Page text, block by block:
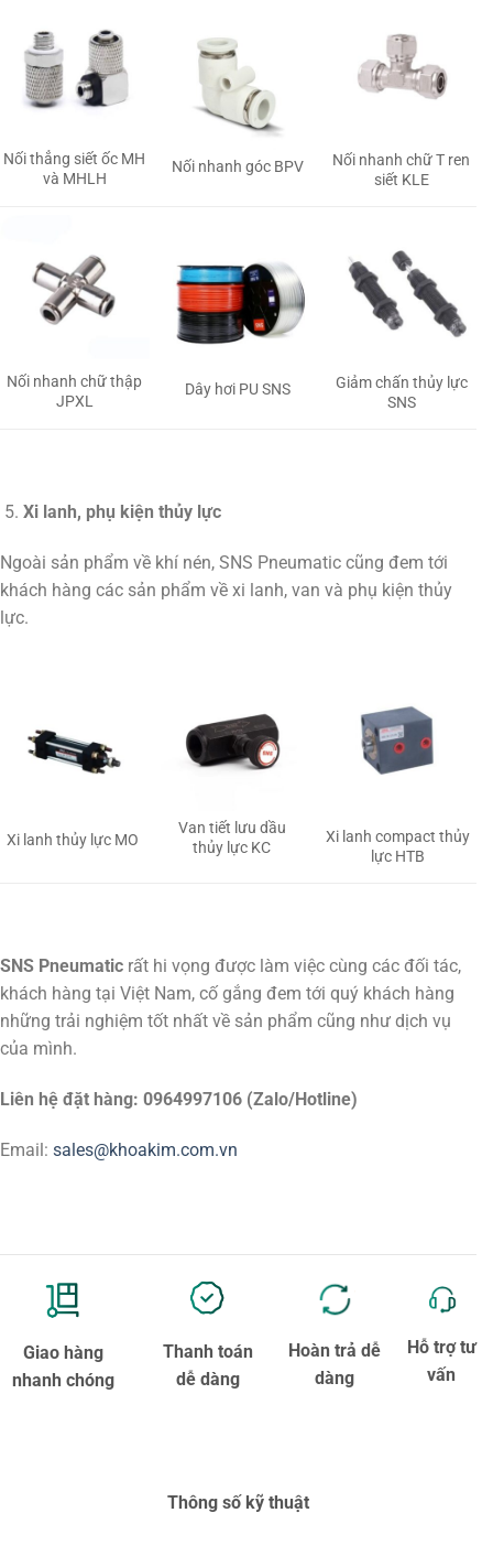
Nối thẳng siết ốc MH
và MHLH
Nối nhanh góc BPV
Nối nhanh chữ T ren
siết KLE
Nối nhanh chữ thập
JPXL
Dây hơi PU SNS
Giảm chấn thủy lực
SNS
Xi lanh, phụ kiện thủy lực
Ngoài sản phẩm về khí nén, SNS Pneumatic cũng đem tới
khách hàng các sản phẩm về xi lanh, van và phụ kiện thủy
lực.
Xi lanh thủy lực MO
Van tiết lưu dầu
thủy lực KC
Xi lanh compact thủy
lực HTB
SNS Pneumatic rất hi vọng được làm việc cùng các đối tác,
khách hàng tại Việt Nam, cố gắng đem tới quý khách hàng
những trải nghiệm tốt nhất về sản phẩm cũng như dịch vụ
của mình.
Liên hệ đặt hàng: 0964997106 (Zalo/Hotline)
Email: sales@khoakim.com.vn
Giao hàng
nhanh chóng
Thanh toán
dễ dàng
Hoàn trả dễ
dàng
Hỗ trợ tư
vấn
Thông số kỹ thuật